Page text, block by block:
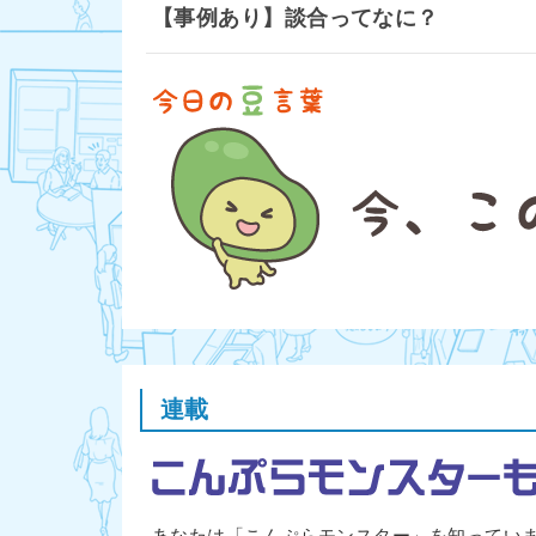
【事例あり】談合ってなに？
連載